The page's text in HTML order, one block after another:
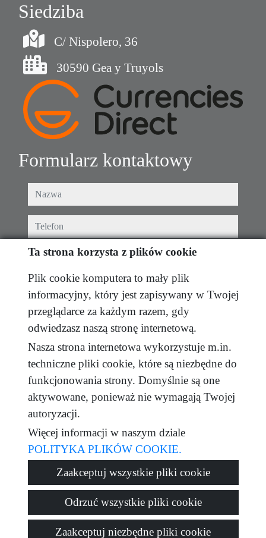
Siedziba
C/ Nispolero, 36
30590 Gea y Truyols
Formularz kontaktowy
nazwa
telefon
e-mail
Przeczytałem i akceptuję warunki użytkowania i
polityka prywatności
wiadomość
Captcha
Wysłać
Tadeo Homes· Polityka prywatności·Polityka plików
Ta strona korzysta z plików cookie
Plik cookie komputera to mały plik
informacyjny, który jest zapisywany w Twojej
przeglądarce za każdym razem, gdy
odwiedzasz naszą stronę internetową.
Nasza strona internetowa wykorzystuje m.in.
techniczne pliki cookie, które są niezbędne do
funkcjonowania strony. Domyślnie są one
aktywowane, ponieważ nie wymagają Twojej
autoryzacji.
Więcej informacji w naszym dziale
POLITYKA PLIKÓW COOKIE.
Zaakceptuj wszystkie pliki cookie
Odrzuć wszystkie pliki cookie
Zaakceptuj niezbędne pliki cookie